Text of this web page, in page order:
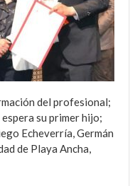
del profesional;
su primer hijo;
Echeverría, Germán
de Playa Ancha,